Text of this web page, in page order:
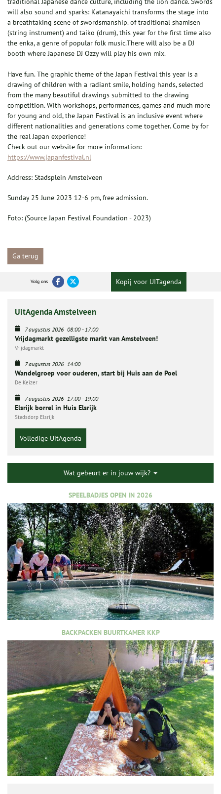
will also sound and sparks: Katanayaichi transforms the stage into
a breathtaking scene of swordsmanship. of traditional shamisen
(string instrument) and taiko (drum), this year for the first time also
the enka, a genre of popular folk music.There will also be a DJ
booth where Japanese DJ Ozzy will play his own mix.
Have fun. The graphic theme of the Japan Festival this year is a
drawing of children with a radiant smile, holding hands, selected
from the many beautiful drawings submitted to the drawing
competition. With workshops, performances, games and much more
for young and old, the Japan Festival is an inclusive event where
different nationalities and generations come together. Come by for
the real Japan experience!
Check out our website for more information:
https://www.japanfestival.nl
Address: Stadsplein Amstelveen
Sunday 25 June 2023 12-6 pm, free admission.
Foto: (Source Japan Festival Foundation - 2023)
Ga terug
Volg ons Kopij voor UITagenda
UitAgenda Amstelveen
7 augustus 2026 08:00- 17:00
Vrijdagmarkt gezelligste markt van Amstelveen!
Vrijdagmarkt
7 augustus 2026 14:00
Wandelgroep voor ouderen, start bij Huis aan de Poel
De Keizer
7 augustus 2026 17:00- 19:00
Elsrijk borrel in Huis Elsrijk
Stadsdorp Elsrijk
Volledige UitAgenda
Wat gebeurt er in jouw wijk?
SPEELBADJES OPEN IN 2026
BACKPACKEN BUURTKAMER KKP